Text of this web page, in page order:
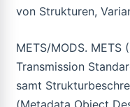
von Strukturen,
METS/MODS.
Transmission
samt
(Metadata Object